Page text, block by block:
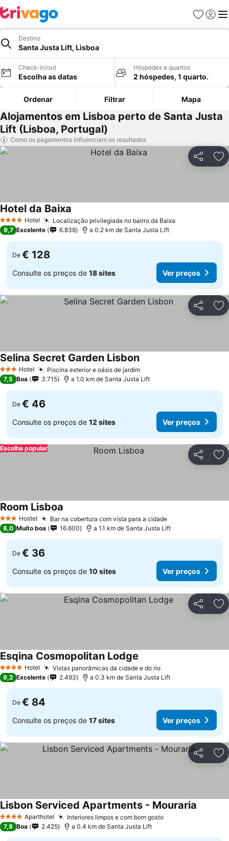
Favoritos
Iniciar
Destino
Santa Justa Lift, Lisboa
Check-in/out
Escolha as datas
Hóspedes e quartos
2 hóspedes, 1 quarto.
Ordenar Filtrar Mapa
Alojamentos em Lisboa perto de Santa Justa
Lift (Lisboa, Portugal)
Como os pagamentos influenciam os resultados
Partilhar
4 EstrelasHotel Localização privilegiada no bairro da Baixa
Hotel da Baixa
9,7 Excelente 6.838 a 0.2 km de Santa Justa Lift
De € 128
Consulte os preços de 18 sites Ver preços
Partilhar
3 EstrelasHotel Piscina exterior e oásis de jardim
Selina Secret Garden Lisbon
7,5 Boa 3.715 a 1.0 km de Santa Justa Lift
De € 46
Consulte os preços de 12 sites Ver preços
Partilhar
Escolha popular
3 EstrelasHostel Bar na cobertura com vista para a cidade
Room Lisboa
8,0 Muito boa 16.600 a 1.1 km de Santa Justa Lift
De € 36
Consulte os preços de 10 sites Ver preços
Partilhar
4 EstrelasHotel Vistas panorâmicas da cidade e do rio
Esqina Cosmopolitan Lodge
9,2 Excelente 2.493 a 0.3 km de Santa Justa Lift
De € 84
Consulte os preços de 17 sites Ver preços
Partilhar
4 EstrelasAparthotel Interiores limpos e com bom gosto
Lisbon Serviced Apartments - Mouraria
7,8 Boa 2.425 a 0.4 km de Santa Justa Lift